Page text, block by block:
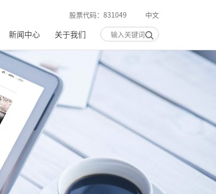
股票代码：831049 中文
新闻中心 关于我们